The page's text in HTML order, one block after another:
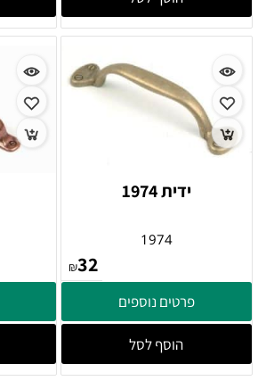
ידית 1974
1974
₪32
פרטים נוספים
הוסף לסל